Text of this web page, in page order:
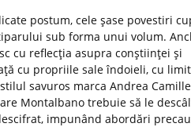
postum, cele șase povestiri
sub forma unui volum.
cu reflecția asupra conștiinței și
cu propriile sale îndoieli, cu
savuros marca Andrea
Montalbano trebuie să le
impunând abordări